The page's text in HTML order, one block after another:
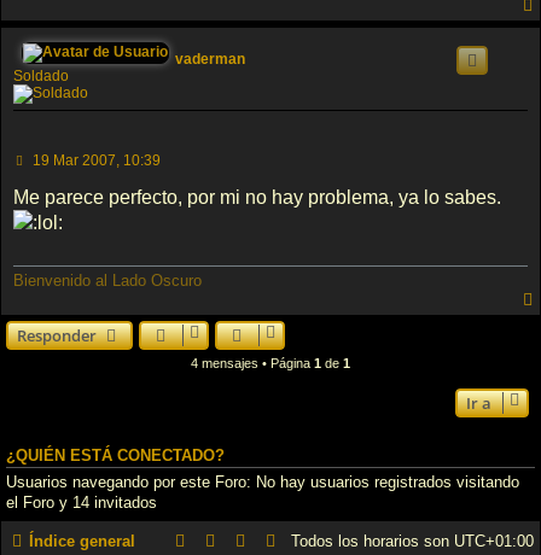
vaderman
Soldado
M
n
s
a
19 Mar 2007, 10:39
Me parece perfecto, por mi no hay problema, ya lo sabes.
Bienvenido al Lado Oscuro
Responder
4 mensajes • Página 1 de 1
Ir a
¿QUIÉN ESTÁ CONECTADO?
Usuarios navegando por este Foro: No hay usuarios registrados visitando
el Foro y 14 invitados
Índice general Todos los horarios son UTC+01:00